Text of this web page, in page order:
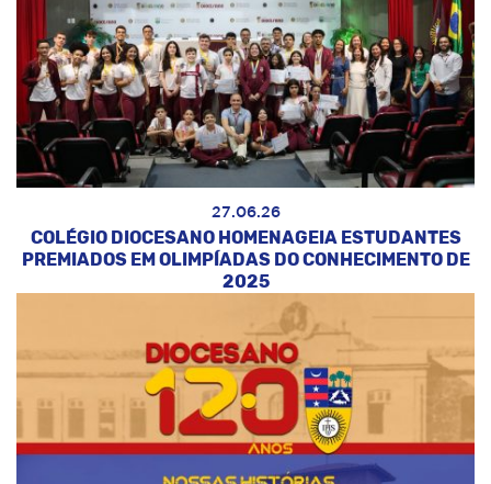
27.06.26
COLÉGIO DIOCESANO HOMENAGEIA ESTUDANTES
PREMIADOS EM OLIMPÍADAS DO CONHECIMENTO DE
2025